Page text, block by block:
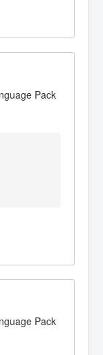
Pack
Pack